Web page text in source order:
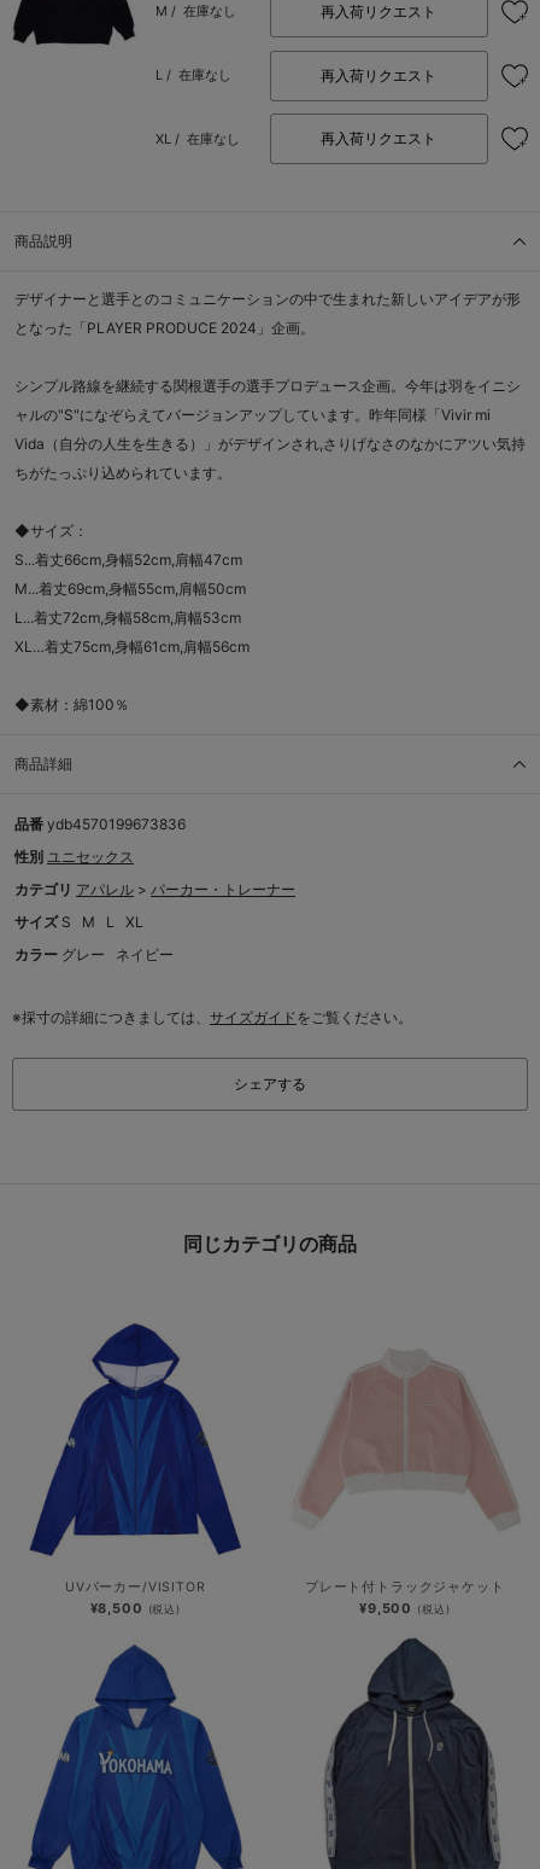
M / 在庫なし 再入荷リクエスト
L / 在庫なし 再入荷リクエスト
XL / 在庫なし 再入荷リクエスト
商品説明
デザイナーと選手とのコミュニケーションの中で生まれた新しいアイデアが形
となった「PLAYER PRODUCE 2024」企画。
シンプル路線を継続する関根選手の選手プロデュース企画。今年は羽をイニシ
ャルの"S"になぞらえてバージョンアップしています。昨年同様「Vivir mi
Vida（自分の人生を生きる）」がデザインされ,さりげなさのなかにアツい気持
ちがたっぷり込められています。
◆サイズ：
S...着丈66cm,身幅52cm,肩幅47cm
M...着丈69cm,身幅55cm,肩幅50cm
L...着丈72cm,身幅58cm,肩幅53cm
XL…着丈75cm,身幅61cm,肩幅56cm
◆素材：綿100％
商品詳細
品番 ydb4570199673836
性別 ユニセックス
カテゴリ アパレル > パーカー・トレーナー
サイズ S M L
XL
カラー グレー ネイビー
※採寸の詳細につきましては、 サイズガイドをご覧ください。
シェアする
同じカテゴリの商品
UVパーカー/VISITOR
¥8,500 (税込)
プレート付トラックジャケット
¥9,500 (税込)